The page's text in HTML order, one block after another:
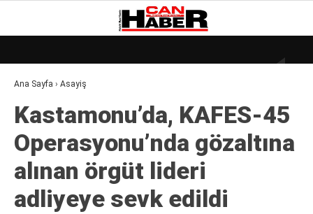
17.5°
GALERİ
DÜNYA
EKONOMI
GÜNDEM
KÜLÜR – SANAT
Ana Sayfa › Asayiş
Kastamonu’da, KAFES-45
Operasyonu’nda gözaltına
alınan örgüt lideri
adliyeye sevk edildi